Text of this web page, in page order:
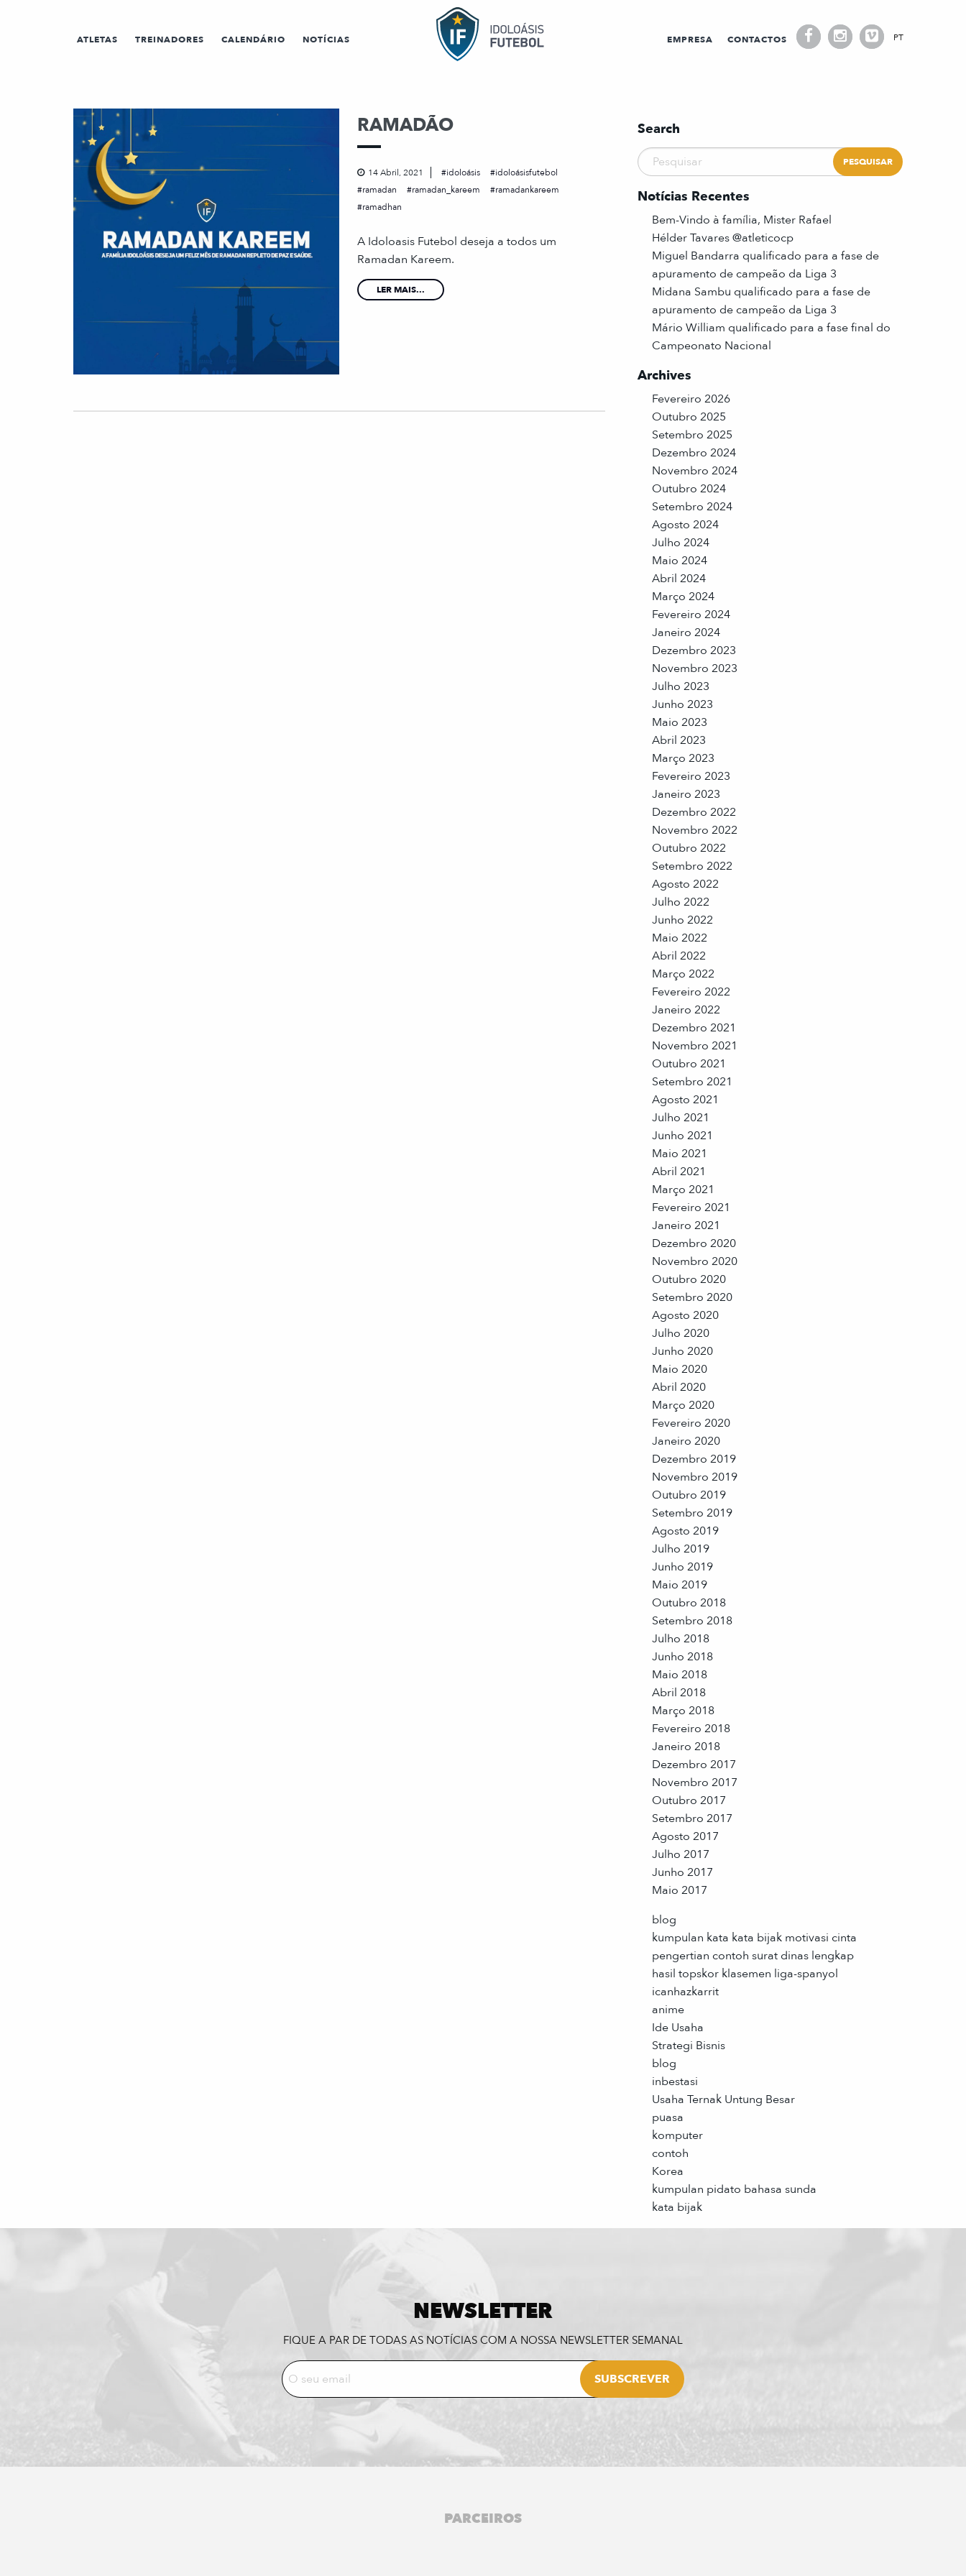
ATLETAS TREINADORES CALENDÁRIO NOTÍCIAS EMPRESA CONTACTOS PT
RAMADÃO
14 Abril, 2021 idoloásis
idoloásisfutebol
ramadan
ramadan_kareem
ramadankareem
ramadhan
A Idoloasis Futebol deseja a todos um
Ramadan Kareem.
LER MAIS...
Search
Notícias Recentes
Bem-Vindo à família, Mister Rafael
Hélder Tavares @atleticocp
Miguel Bandarra qualificado para a fase de
apuramento de campeão da Liga 3
Midana Sambu qualificado para a fase de
apuramento de campeão da Liga 3
Mário William qualificado para a fase final do
Campeonato Nacional
Archives
Fevereiro 2026
Outubro 2025
Setembro 2025
Dezembro 2024
Novembro 2024
Outubro 2024
Setembro 2024
Agosto 2024
Julho 2024
Maio 2024
Abril 2024
Março 2024
Fevereiro 2024
Janeiro 2024
Dezembro 2023
Novembro 2023
Julho 2023
Junho 2023
Maio 2023
Abril 2023
Março 2023
Fevereiro 2023
Janeiro 2023
Dezembro 2022
Novembro 2022
Outubro 2022
Setembro 2022
Agosto 2022
Julho 2022
Junho 2022
Maio 2022
Abril 2022
Março 2022
Fevereiro 2022
Janeiro 2022
Dezembro 2021
Novembro 2021
Outubro 2021
Setembro 2021
Agosto 2021
Julho 2021
Junho 2021
Maio 2021
Abril 2021
Março 2021
Fevereiro 2021
Janeiro 2021
Dezembro 2020
Novembro 2020
Outubro 2020
Setembro 2020
Agosto 2020
Julho 2020
Junho 2020
Maio 2020
Abril 2020
Março 2020
Fevereiro 2020
Janeiro 2020
Dezembro 2019
Novembro 2019
Outubro 2019
Setembro 2019
Agosto 2019
Julho 2019
Junho 2019
Maio 2019
Outubro 2018
Setembro 2018
Julho 2018
Junho 2018
Maio 2018
Abril 2018
Março 2018
Fevereiro 2018
Janeiro 2018
Dezembro 2017
Novembro 2017
Outubro 2017
Setembro 2017
Agosto 2017
Julho 2017
Junho 2017
Maio 2017
blog
kumpulan kata kata bijak motivasi cinta
pengertian contoh surat dinas lengkap
hasil topskor klasemen liga-spanyol
icanhazkarrit
anime
Ide Usaha
Strategi Bisnis
blog
inbestasi
Usaha Ternak Untung Besar
puasa
komputer
contoh
Korea
kumpulan pidato bahasa sunda
kata bijak
NEWSLETTER
FIQUE A PAR DE TODAS AS NOTÍCIAS COM A NOSSA NEWSLETTER SEMANAL
PARCEIROS